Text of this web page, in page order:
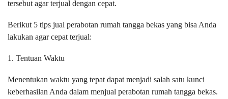
tersebut agar terjual dengan cepat.
Berikut 5 tips jual perabotan rumah tangga bekas yang bisa Anda
lakukan agar cepat terjual:
1. Tentuan Waktu
Menentukan waktu yang tepat dapat menjadi salah satu kunci
keberhasilan Anda dalam menjual perabotan rumah tangga bekas.